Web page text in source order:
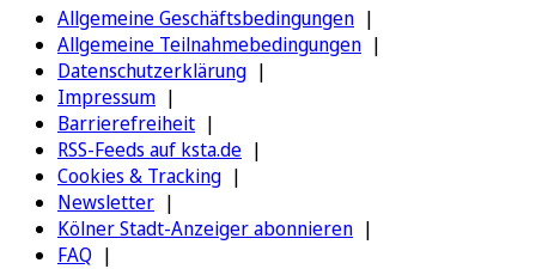
Allgemeine Geschäftsbedingungen
Allgemeine Teilnahmebedingungen
Datenschutzerklärung
Impressum
Barrierefreiheit
RSS-Feeds auf ksta.de
Cookies & Tracking
Newsletter
Kölner Stadt-Anzeiger abonnieren
FAQ